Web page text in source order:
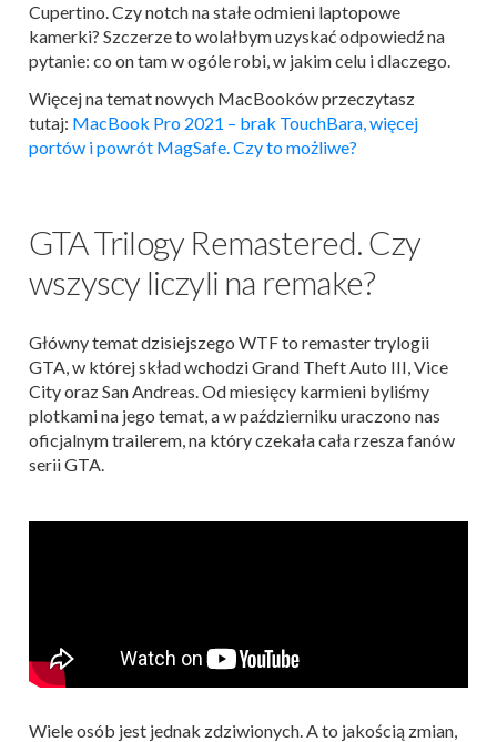
Cupertino.Czy notch na stałe odmieni laptopowe
kamerki? Szczerze to wolałbym uzyskać odpowiedź na
pytanie: co on tam w ogóle robi, w jakim celu i dlaczego.
Więcej na temat nowych MacBooków przeczytasz
tutaj: MacBook Pro 2021 – brak TouchBara, więcej
portów i powrót MagSafe. Czy to możliwe?
GTA Trilogy Remastered. Czy
wszyscy liczyli na remake?
Główny temat dzisiejszego WTF to remaster trylogii
GTA, w której skład wchodzi Grand Theft Auto III, Vice
City oraz San Andreas. Od miesięcy karmieni byliśmy
plotkami na jego temat, a w październiku uraczono nas
oficjalnym trailerem, na który czekała cała rzesza fanów
serii GTA.
Wiele osób jest jednak zdziwionych. A to jakością zmian,